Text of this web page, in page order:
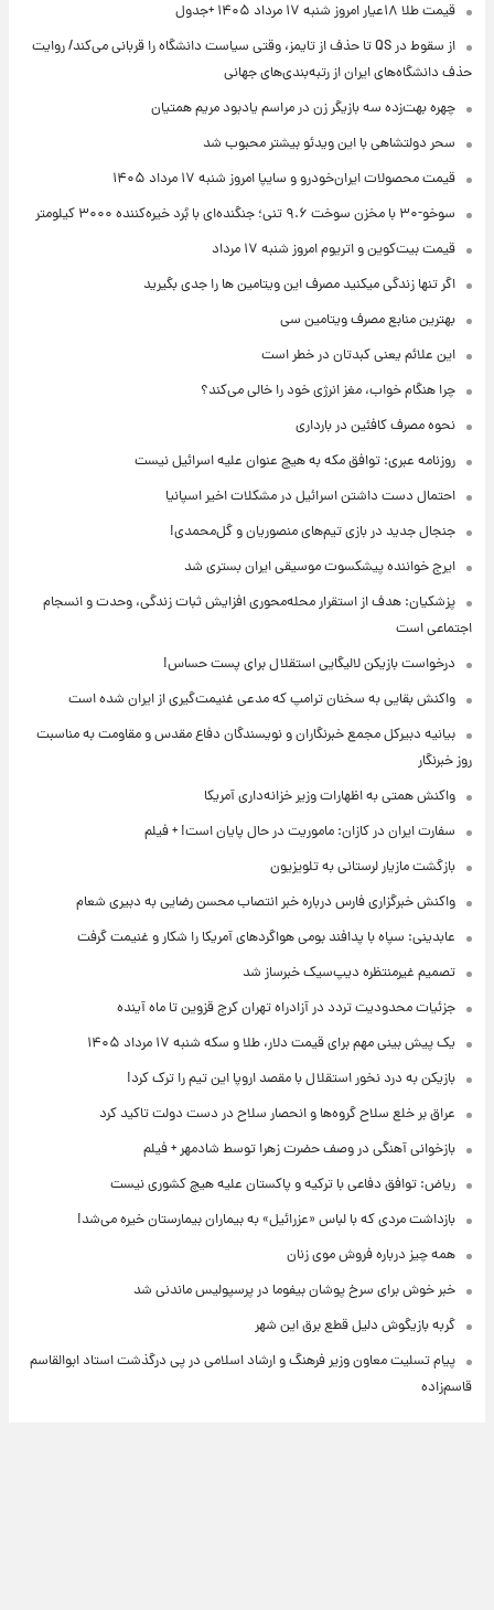
قیمت طلا ۱۸عیار امروز شنبه ۱۷ مرداد ۱۴۰۵ +جدول
از سقوط در QS تا حذف از تایمز، وقتی سیاست دانشگاه را قربانی می‌کند/ روایت
حذف دانشگاه‌های ایران از رتبه‌بندی‌های جهانی
چهره بهت‌زده سه بازیگر زن در مراسم یادبود مریم همتیان
سحر دولتشاهی با این ویدئو بیشتر محبوب شد
قیمت محصولات ایران‌خودرو و سایپا امروز شنبه ۱۷ مرداد ۱۴۰۵
سوخو-۳۰ با مخزن سوخت ۹.۶ تنی؛ جنگنده‌ای با بُرد خیره‌کننده ۳۰۰۰ کیلومتر
قیمت بیت‌کوین و اتریوم امروز شنبه ۱۷ مرداد
اگر تنها زندگی میکنید مصرف این ویتامین ها را جدی بگیرید
بهترین منابع مصرف ویتامین سی
این علائم یعنی کبدتان در خطر است
چرا هنگام خواب، مغز انرژی خود را خالی می‌کند؟
نحوه مصرف کافئین در بارداری
روزنامه عبری: توافق مکه به هیچ عنوان علیه اسرائیل نیست
احتمال دست داشتن اسرائیل در مشکلات اخیر اسپانیا
جنجال جدید در بازی تیم‌های منصوریان و گل‌محمدی!
ایرج خواننده پیشکسوت موسیقی ایران بستری شد
پزشکیان: هدف از استقرار محله‌محوری افزایش ثبات زندگی، وحدت و انسجام
اجتماعی است
درخواست بازیکن لالیگایی استقلال برای پست حساس!
واکنش بقایی به سخنان ترامپ که مدعی غنیمت‌گیری از ایران شده است
بیانیه دبیرکل مجمع خبرنگاران و نویسندگان دفاع مقدس و مقاومت به مناسبت
روز خبرنگار
واکنش همتی به اظهارات وزیر خزانه‌داری آمریکا
سفارت ایران در کازان: ماموریت در حال پایان است! + فیلم
بازگشت مازیار لرستانی به تلویزیون
واکنش خبرگزاری فارس درباره خبر انتصاب محسن رضایی به دبیری شعام
عابدینی: سپاه با پدافند بومی هواگردهای آمریکا را شکار و غنیمت گرفت
تصمیم غیرمنتظره دیپ‌سیک خبرساز شد
جزئیات محدودیت تردد در آزادراه تهران کرج قزوین تا ماه آینده
یک پیش ‌بینی مهم برای قیمت دلار، طلا و سکه شنبه ۱۷ مرداد ۱۴۰۵
بازیکن به درد نخور استقلال با مقصد اروپا این تیم را ترک کرد!
عراق بر خلع سلاح گروه‌ها و انحصار سلاح در دست دولت تاکید کرد
بازخوانی آهنگی در وصف حضرت زهرا توسط شادمهر + فیلم
ریاض: توافق دفاعی با ترکیه و پاکستان علیه هیچ کشوری نیست
بازداشت مردی که با لباس «عزرائیل» به بیماران بیمارستان خیره می‌شد!
همه چیز درباره فروش موی زنان
خبر خوش برای سرخ پوشان بیفوما در پرسپولیس ماندنی شد
گربه بازیگوش دلیل قطع برق این شهر
پیام تسلیت معاون وزیر فرهنگ و ارشاد اسلامی در پی درگذشت استاد ابوالقاسم
قاسم‌زاده